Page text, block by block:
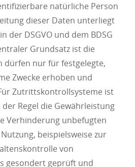
natürliche Person
dieser Daten unterliegt
der DSGVO und dem BDSG
Grundsatz ist die
dürfen nur für festgelegte,
Zwecke erhoben und
Zutrittskontrollsysteme ist
Regel die Gewährleistung
Verhinderung unbefugten
beispielsweise zur
von
gesondert geprüft und